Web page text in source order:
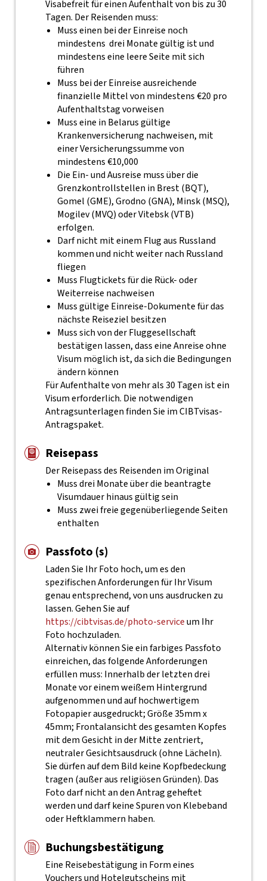
Visabefreit für einen Aufenthalt von bis zu 30
Tagen. Der Reisenden muss:
Muss einen bei der Einreise noch
mindestens drei Monate gültig ist und
mindestens eine leere Seite mit sich
führen
Muss bei der Einreise ausreichende
finanzielle Mittel von mindestens €20 pro
Aufenthaltstag vorweisen
Muss eine in Belarus gültige
Krankenversicherung nachweisen, mit
einer Versicherungssumme von
mindestens €10,000
Die Ein- und Ausreise muss über die
Grenzkontrollstellen in Brest (BQT),
Gomel (GME), Grodno (GNA), Minsk (MSQ),
Mogilev (MVQ) oder Vitebsk (VTB)
erfolgen.
Darf nicht mit einem Flug aus Russland
kommen und nicht weiter nach Russland
fliegen
Muss Flugtickets für die Rück- oder
Weiterreise nachweisen
Muss gültige Einreise-Dokumente für das
nächste Reiseziel besitzen
Muss sich von der Fluggesellschaft
bestätigen lassen, dass eine Anreise ohne
Visum möglich ist, da sich die Bedingungen
ändern können
Für Aufenthalte von mehr als 30 Tagen ist ein
Visum erforderlich. Die notwendigen
Antragsunterlagen finden Sie im CIBTvisas-
Antragspaket.
Reisepass
Der Reisepass des Reisenden im Original
Muss drei Monate über die beantragte
Visumdauer hinaus gültig sein
Muss zwei freie gegenüberliegende Seiten
enthalten
Passfoto (s)
Laden Sie Ihr Foto hoch, um es den
spezifischen Anforderungen für Ihr Visum
genau entsprechend, von uns ausdrucken zu
lassen. Gehen Sie auf
https://cibtvisas.de/photo-serviceum Ihr
Foto hochzuladen.
Alternativ können Sie ein farbiges Passfoto
einreichen, das folgende Anforderungen
erfüllen muss: Innerhalb der letzten drei
Monate vor einem weißem Hintergrund
aufgenommen und auf hochwertigem
Fotopapier ausgedruckt; Größe 35mm x
45mm; Frontalansicht des gesamten Kopfes
mit dem Gesicht in der Mitte zentriert,
neutraler Gesichtsausdruck (ohne Lächeln).
Sie dürfen auf dem Bild keine Kopfbedeckung
tragen (außer aus religiösen Gründen). Das
Foto darf nicht an den Antrag geheftet
werden und darf keine Spuren von Klebeband
oder Heftklammern haben.
Buchungsbestätigung
Eine Reisebestätigung in Form eines
Vouchers und Hotelgutscheins mit